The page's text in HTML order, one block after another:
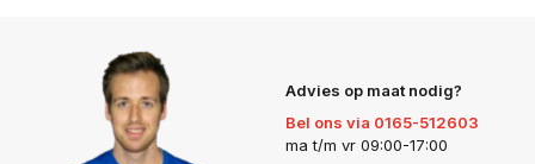
Advies op maat nodig?
Bel ons via 0165-512603
ma t/m vr 09:00-17:00